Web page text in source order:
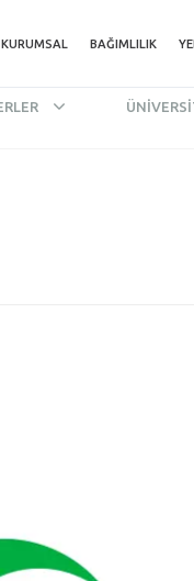
KURUMSAL BAĞIMLILIK